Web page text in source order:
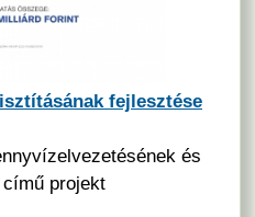
Látogató
fejlesztése
és
projekt